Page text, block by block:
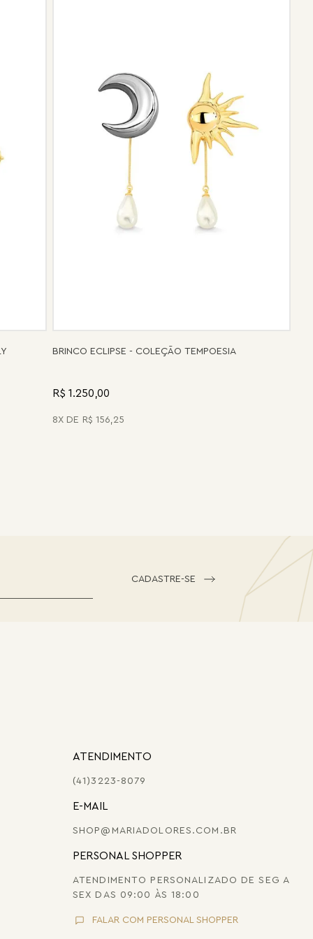
BRINCO ECLIPSE - COLEÇÃO TEMPOESIA
R$ 1.250,00
8 R$ 156,25
CADASTRE-SE
ATENDIMENTO
(41)3223-8079
E-MAIL
SHOP@MARIADOLORES.COM.BR
PERSONAL SHOPPER
ATENDIMENTO PERSONALIZADO DE SEG A
SEX DAS 09:00 ÀS 18:00
FALAR COM PERSONAL SHOPPER